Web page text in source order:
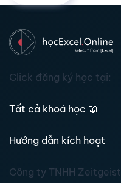
Click đăng ký học tại:
Tất cả khoá học 📖
Hướng dẫn kích hoạt
Công ty TNHH Zeitgeist